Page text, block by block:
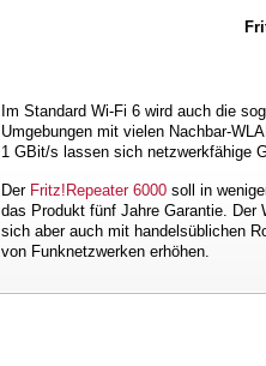
Im Standard Wi-Fi 6 wird auch die
Umgebungen mit vielen Nachbar-
1 GBit/s lassen sich netzwerkfähige
Der Fritz!Repeater 6000 soll in
das Produkt fünf Jahre Garantie.
sich aber auch mit handelsüblichen
von Funknetzwerken erhöhen.